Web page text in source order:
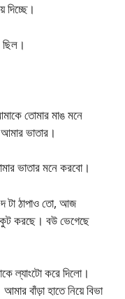
দিচ্ছে।
তোমার মাঙ মনে
ভাতার।
ভাতার মনে করবো।
টা ঠাপাও তো, আজ
করছে। বউ ভেগেছে
ল্যাংটো করে দিলো।
বাঁড়া হাতে নিয়ে বিভা